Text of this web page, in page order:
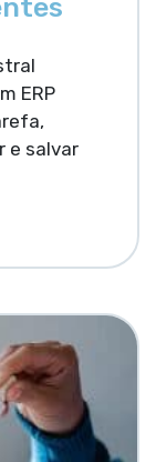
ERP
e salvar